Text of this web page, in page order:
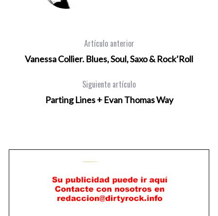
Artículo anterior
Vanessa Collier. Blues, Soul, Saxo & Rock’Roll
Siguiente artículo
Parting Lines + Evan Thomas Way